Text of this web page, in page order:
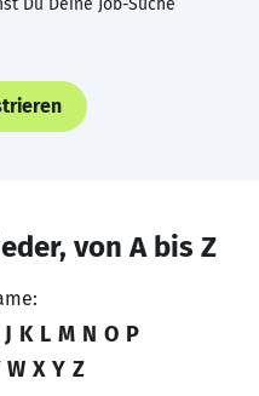
von A bis Z
J K L M N O P
W X Y Z